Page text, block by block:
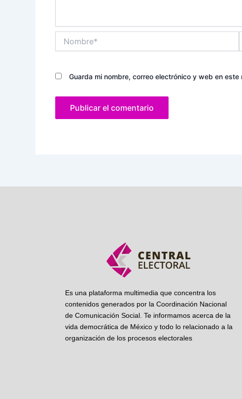
Guarda mi nombre, correo electrónico y web en
Es una plataforma multimedia que concentra los
contenidos generados por la Coordinación Nacional
de Comunicación Social. Te informamos acerca de la
vida democrática de México y todo lo relacionado a la
organización de los procesos electorales